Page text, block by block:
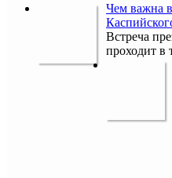
Чем важна
Встреча
проходит в